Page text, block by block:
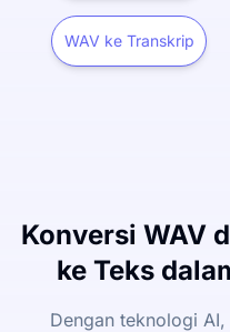
WAV ke Transkrip
Konversi WAV
ke Teks
Dengan teknologi